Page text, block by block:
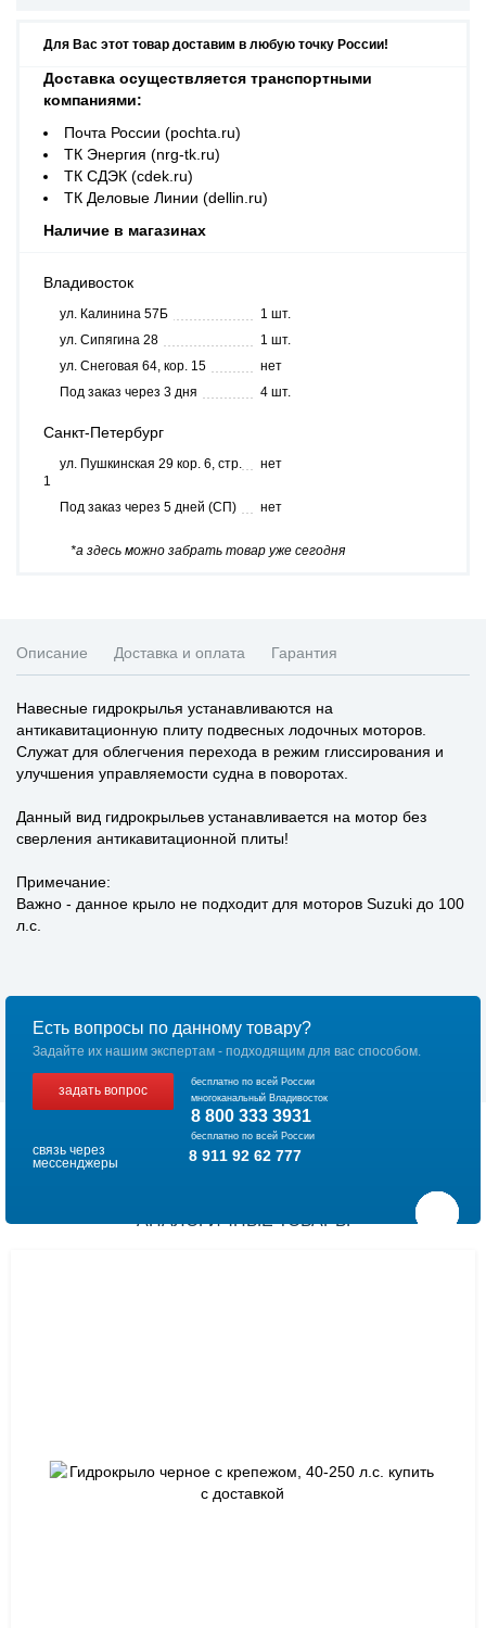
Для Вас этот товар доставим в любую точку России!
Доставка осуществляется транспортными
компаниями:
Почта России (pochta.ru)
ТК Энергия (nrg-tk.ru)
ТК СДЭК (cdek.ru)
ТК Деловые Линии (dellin.ru)
Наличие в магазинах
Владивосток
ул. Калинина 57Б
1 шт.
ул. Сипягина 28
1 шт.
ул. Снеговая 64, кор. 15
нет
Под заказ через 3 дня
4 шт.
Санкт-Петербург
ул. Пушкинская 29 кор. 6, стр.
1
нет
Под заказ через 5 дней (СП) нет
*а здесь можно забрать товар уже сегодня
Описание Доставка и оплата Гарантия
Навесные гидрокрылья устанавливаются на
антикавитационную плиту подвесных лодочных моторов.
Служат для облегчения перехода в режим глиссирования и
улучшения управляемости судна в поворотах.
Данный вид гидрокрыльев устанавливается на мотор без
сверления антикавитационной плиты!
Примечание:
Важно - данное крыло не подходит для моторов Suzuki до 100
л.с.
Есть вопросы по данному товару?
Задайте их нашим экспертам - подходящим для вас способом.
задать вопрос
бесплатно по всей России
многоканальный Владивосток
8 800 333 3931
бесплатно по всей России
связь через
мессенджеры
8 911 92 62 777
АНАЛОГИЧНЫЕ ТОВАРЫ